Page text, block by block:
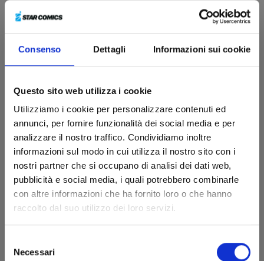
Consenso Dettagli Informazioni sui cookie
Questo sito web utilizza i cookie
Utilizziamo i cookie per personalizzare contenuti ed
annunci, per fornire funzionalità dei social media e per
analizzare il nostro traffico. Condividiamo inoltre
informazioni sul modo in cui utilizza il nostro sito con i
nostri partner che si occupano di analisi dei dati web,
pubblicità e social media, i quali potrebbero combinarle
con altre informazioni che ha fornito loro o che hanno
raccolto dal suo utilizzo dei loro servizi.
delNecessari